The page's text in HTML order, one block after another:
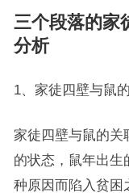
三个段落的家
分析
1、家徒四壁与鼠
家徒四壁与鼠的关
的状态，鼠年出生
种原因而陷入贫困